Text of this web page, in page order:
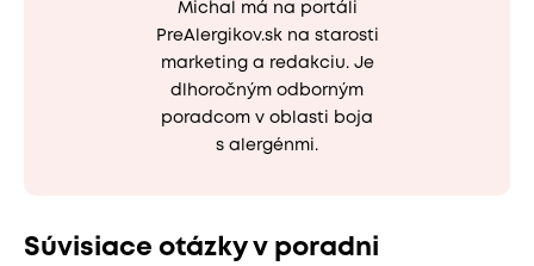
Michal má na portáli
PreAlergikov.sk na starosti
marketing a redakciu. Je
dlhoročným odborným
poradcom v oblasti boja
s alergénmi.
Súvisiace otázky v poradni